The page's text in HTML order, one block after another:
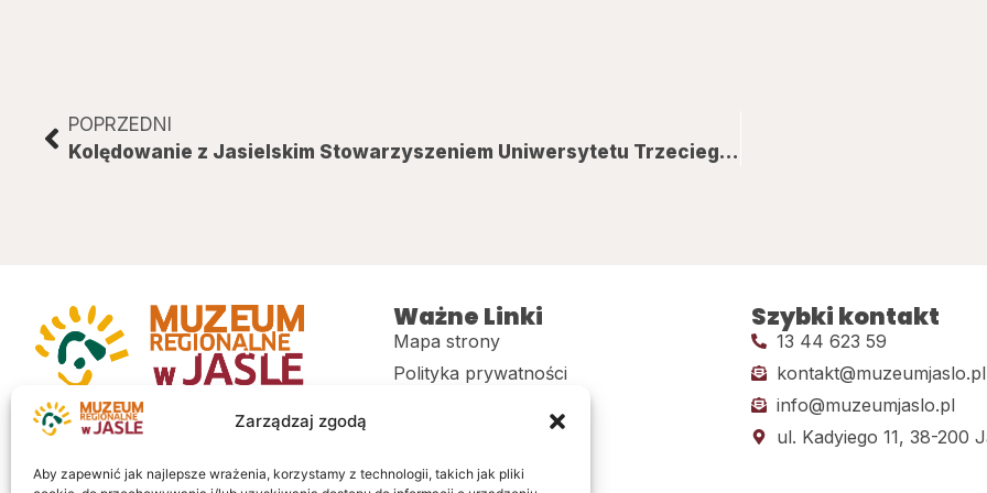
Zarządzaj zgodą
Aby zapewnić jak najlepsze wrażenia, korzystamy z technologii, takich jak pliki
POPRZEDNI
Kolędowanie z Jasielskim Stowarzyszeniem Uniwersytetu Trzeciego Wieku
Muzeum regionalne w Jaśle im. dr.
Stanisława Kadyiego
Ważne Linki
Mapa strony
Polityka prywatności
Sklep
Szybki kontakt
13 44 623 59
kontakt@muzeumjaslo.pl
info@muzeumjaslo.pl
ul. Kadyiego 11, 38-200